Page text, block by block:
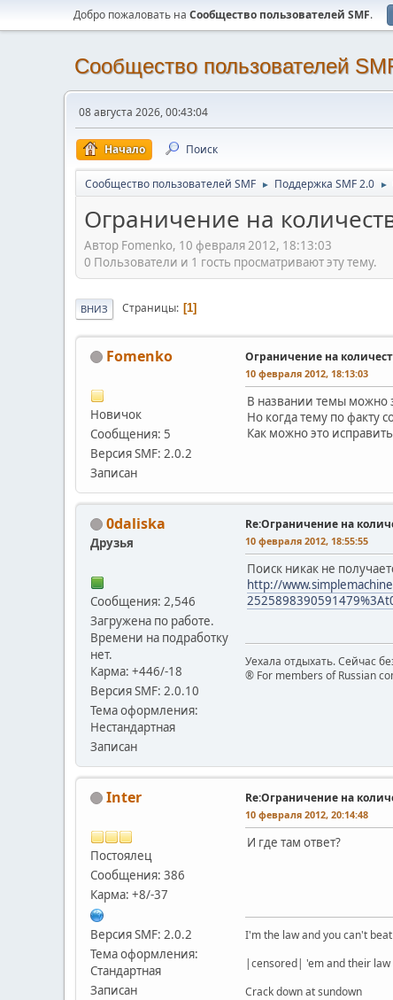
Добро пожаловать на Cообщество пользователей SMF.
Cообщество пользователей
08 августа 2026, 00:43:04
Начало Поиск
Cообщество пользователей SMF ► Поддержка SMF 2.0 ►
Ограничение на
Автор Fomenko, 10 февраля 2012, 18:13:03
0 Пользователи и 1 гость просматривают эту тему.
ВНИЗ Страницы 1
Fomenko
Новичок
Сообщения: 5
Версия SMF: 2.0.2
Записан
Ограничение на
10 февраля 2012, 18:13:03
В названии темы можно
Но когда тему по факту
Как можно это
0daliska
Друзья
Сообщения: 2,546
Загружена по работе.
Времени на подработку
нет.
Карма: +446/-18
Версия SMF: 2.0.10
Тема оформления:
Нестандартная
Записан
Re:Ограничение на
10 февраля 2012, 18:55:55
Поиск никак не
http://
Уехала отдыхать. Сейчас
® For members of Russian
Inter
Постоялец
Сообщения: 386
Карма: +8/-37
Версия SMF: 2.0.2
Тема оформления:
Стандартная
Записан
Re:Ограничение на
10 февраля 2012, 20:14:48
И где там ответ?
I'm the law and you can't
|censored| 'em and their law
Crack down at sundown